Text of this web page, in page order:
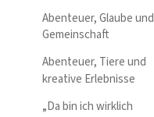
Abenteuer, Glaube und
Gemeinschaft
Abenteuer, Tiere und
kreative Erlebnisse
„Da bin ich wirklich